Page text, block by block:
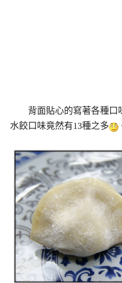
背面貼心的寫著各種口
水餃口味竟然有13種之多